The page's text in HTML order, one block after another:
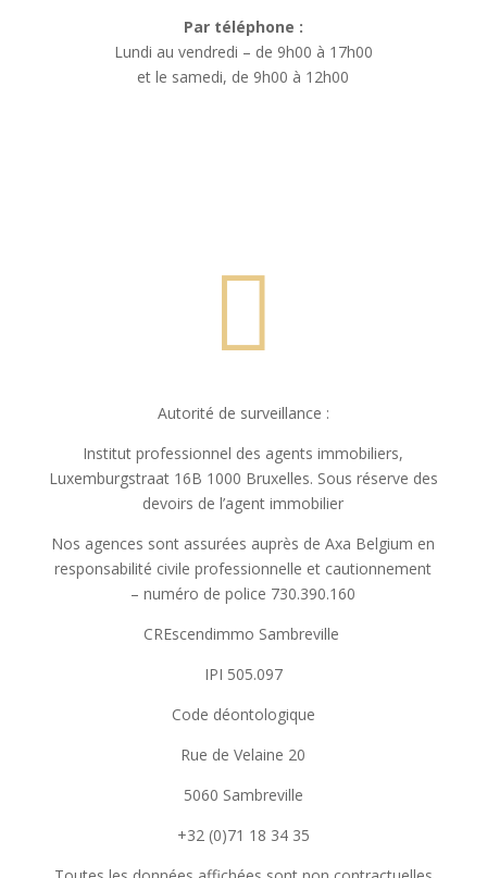
Par téléphone :
Lundi au vendredi – de 9h00 à 17h00
et le samedi, de 9h00 à 12h00

Autorité de surveillance :
Institut professionnel des agents immobiliers,
Luxemburgstraat 16B 1000 Bruxelles. Sous réserve des
devoirs de l’agent immobilier
Nos agences sont assurées auprès de Axa Belgium en
responsabilité civile professionnelle et cautionnement
– numéro de police 730.390.160
CREscendimmo Sambreville
IPI 505.097
Code déontologique
Rue de Velaine 20
5060 Sambreville
+32 (0)71 18 34 35